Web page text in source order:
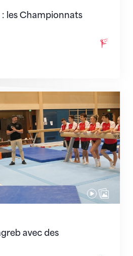
les Championnats
avec des
avec des objectifs clairs